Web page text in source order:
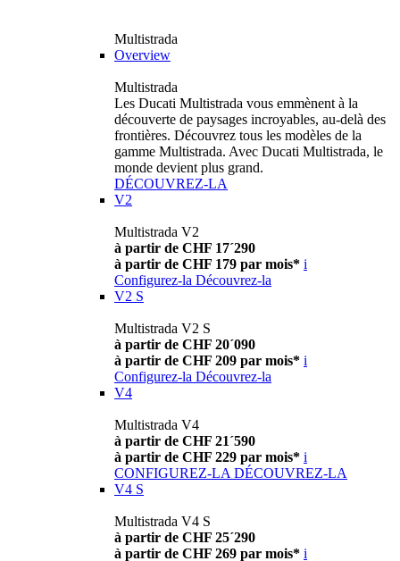
Multistrada
Overview
Multistrada
Les Ducati Multistrada vous emmènent à la
découverte de paysages incroyables, au-delà des
frontières. Découvrez tous les modèles de la
gamme Multistrada. Avec Ducati Multistrada, le
monde devient plus grand.
DÉCOUVREZ-LA
V2
Multistrada V2
à partir de CHF 17´290
à partir de CHF 179 par mois* i
Configurez-la Découvrez-la
V2 S
Multistrada V2 S
à partir de CHF 20´090
à partir de CHF 209 par mois* i
Configurez-la Découvrez-la
V4
Multistrada V4
à partir de CHF 21´590
à partir de CHF 229 par mois* i
CONFIGUREZ-LA DÉCOUVREZ-LA
V4 S
Multistrada V4 S
à partir de CHF 25´290
à partir de CHF 269 par mois* i